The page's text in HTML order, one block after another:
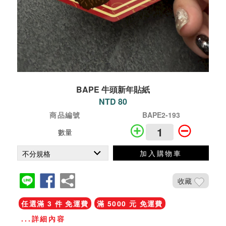
BAPE 牛頭新年貼紙
NTD 80
商品編號
BAPE2-193
數量
加入購物車
收藏
任選滿 3 件 免運費
滿 5000 元 免運費
...詳細內容